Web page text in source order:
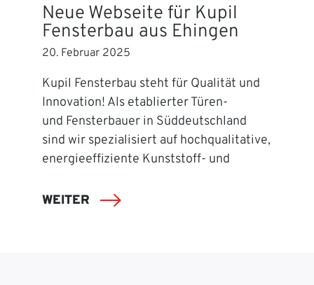
Neue Webseite für Kupil
Fensterbau aus Ehingen
20. Februar 2025
Kupil Fensterbau steht für Qualität und
Innovation! Als etablierter Türen-
und Fensterbauer in Süddeutschland
sind wir spezialisiert auf hochqualitative,
energieeffiziente Kunststoff- und
WEITER